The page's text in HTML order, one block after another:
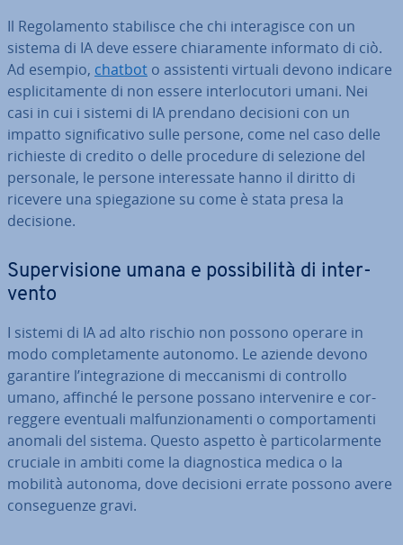
Il Re­go­la­men­to sta­bi­li­sce che chi in­te­ra­gi­sce con un
sistema di IA deve essere chia­ra­men­te informato di ciò.
Ad esempio, chatbot o as­si­sten­ti virtuali devono indicare
espli­ci­ta­men­te di non essere in­ter­lo­cu­to­ri umani. Nei
casi in cui i sistemi di IA prendano decisioni con un
impatto si­gni­fi­ca­ti­vo sulle persone, come nel caso delle
richieste di credito o delle procedure di selezione del
personale, le persone in­te­res­sa­te hanno il diritto di
ricevere una spie­ga­zio­ne su come è stata presa la
decisione.
Su­per­vi­sio­ne umana e pos­si­bi­li­tà di in­ter­
ven­to
I sistemi di IA ad alto rischio non possono operare in
modo com­ple­ta­men­te autonomo. Le aziende devono
garantire l’in­te­gra­zio­ne di mec­ca­ni­smi di controllo
umano, affinché le persone possano in­ter­ve­ni­re e cor­
reg­ge­re eventuali mal­fun­zio­na­men­ti o com­por­ta­men­ti
anomali del sistema. Questo aspetto è par­ti­co­lar­men­te
cruciale in ambiti come la dia­gno­sti­ca medica o la
mobilità autonoma, dove decisioni errate possono avere
con­se­guen­ze gravi.